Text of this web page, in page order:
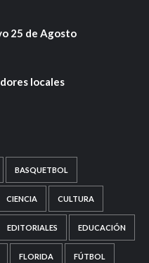
25 de Agosto
locales
BASQUETBOL
CIENCIA CULTURA
EDITORIALES EDUCACIÓN
FLORIDA FÚTBOL